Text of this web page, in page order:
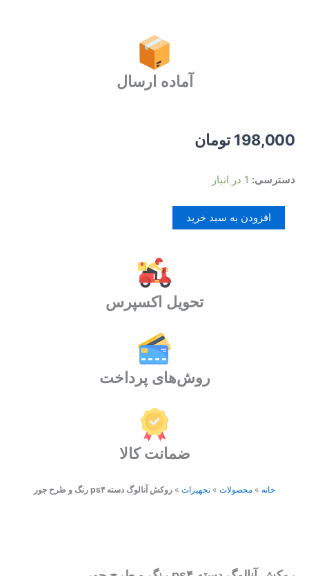
آماده ارسال
198,000 تومان
دسترسی: 1 در انبار
روکش
دسته
رنگ
افزودن به سبد خرید
تحویل اکسپرس
روش‌های پرداخت
ضمانت کالا
خانه » محصولات » تجهیزات » روکش آنالوگ دسته ps۴ رنگ و طرح جور